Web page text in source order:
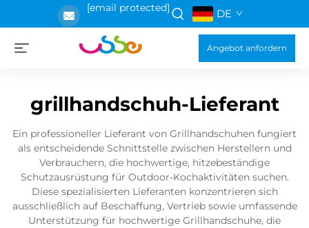
[email protected] DE
Angebot anfordern
grillhandschuh-Lieferant
Ein professioneller Lieferant von Grillhandschuhen fungiert
als entscheidende Schnittstelle zwischen Herstellern und
Verbrauchern, die hochwertige, hitzebeständige
Schutzausrüstung für Outdoor-Kochaktivitäten suchen.
Diese spezialisierten Lieferanten konzentrieren sich
ausschließlich auf Beschaffung, Vertrieb sowie umfassende
Unterstützung für hochwertige Grillhandschuhe, die